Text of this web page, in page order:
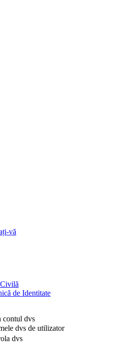
vă
de Identitate
contul dvs
dvs de utilizator
dvs